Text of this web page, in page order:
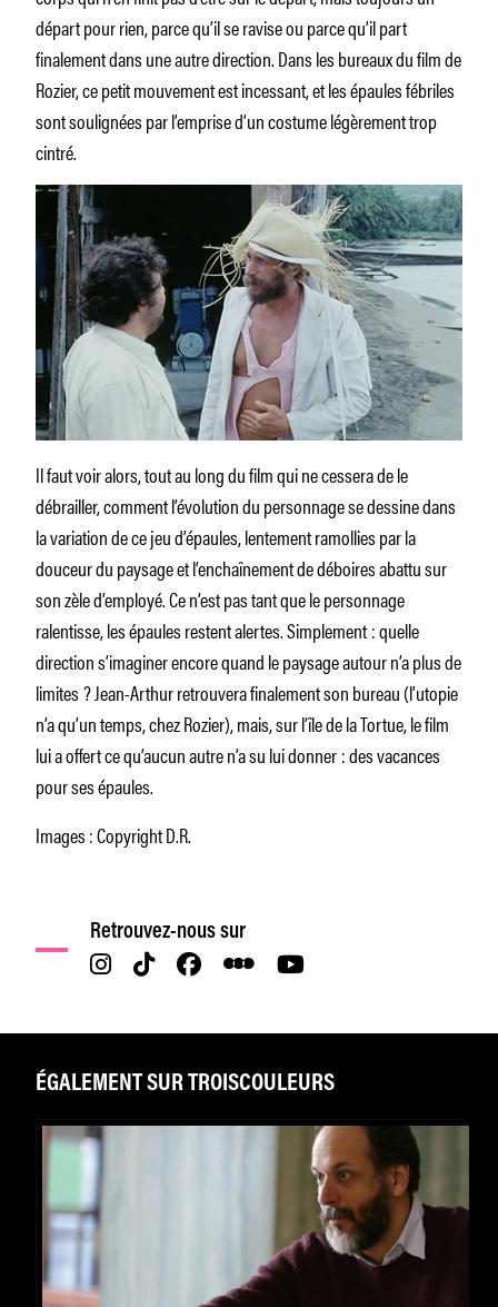
départ pour rien, parce qu’il se ravise ou parce qu’il part
finalement dans une autre direction. Dans les bureaux du film de
Rozier, ce petit mouvement est incessant, et les épaules fébriles
sont soulignées par l’emprise d’un costume légèrement trop
cintré.
Il faut voir alors, tout au long du film qui ne cessera de le
débrailler, comment l’évolution du personnage se dessine dans
la variation de ce jeu d’épaules, lentement ramollies par la
douceur du paysage et l’enchaînement de déboires abattu sur
son zèle d’employé. Ce n’est pas tant que le personnage
ralentisse, les épaules restent alertes. Simplement : quelle
direction s’imaginer encore quand le paysage autour n’a plus de
limites ? Jean-Arthur retrouvera finalement son bureau (l’utopie
n’a qu’un temps, chez Rozier), mais, sur l’île de la Tortue, le film
lui a offert ce qu’aucun autre n’a su lui donner : des vacances
pour ses épaules.
Images : Copyright D.R.
Retrouvez-nous sur
ÉGALEMENT SUR TROISCOULEURS